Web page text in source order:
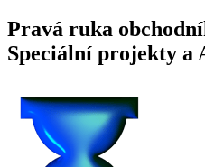
Pravá ruka
Speciální projekty a